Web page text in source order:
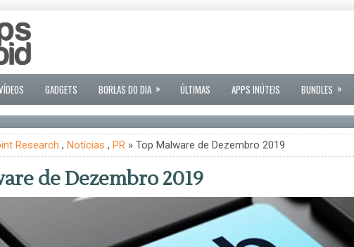
GADGETS BORLAS DO DIA » ÚLTIMAS APPS INÚTEIS BUNDLES »
Research , Notícias , PR» Top Malware de Dezembro 2019
de Dezembro 2019